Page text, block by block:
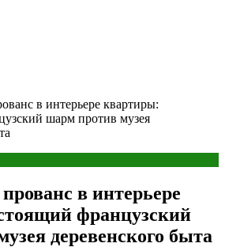
в интерьере квартиры:
шарм против музея
в интерьере
французский
деревенского быта